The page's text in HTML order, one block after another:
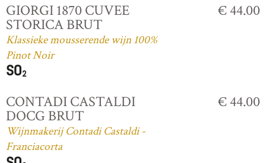
GIORGI 1870 CUVEE
STORICA BRUT
Klassieke mousserende wijn 100%
Pinot Noir
€ 44.00
CONTADI CASTALDI
DOCG BRUT
Wijnmakerij Contadi Castaldi -
Franciacorta
€ 44.00